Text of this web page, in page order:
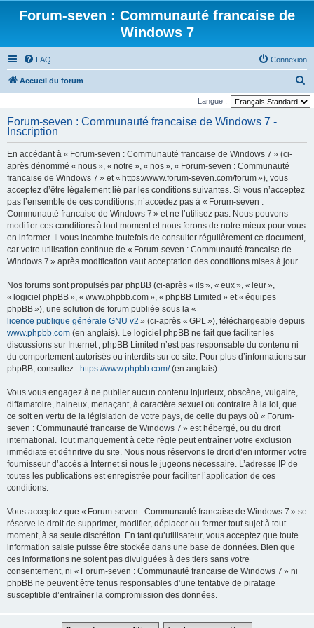
Forum-seven : Communauté francaise de
Windows 7
FAQ Connexion
Accueil du forum
e
Langue :
Forum-seven : Communauté francaise de Windows 7 -
Inscription
En accédant à « Forum-seven : Communauté francaise de Windows 7 » (ci-
après dénommé « nous », « notre », « nos », « Forum-seven : Communauté
francaise de Windows 7 » et « https://www.forum-seven.com/forum »), vous
acceptez d’être légalement lié par les conditions suivantes. Si vous n’acceptez
pas l’ensemble de ces conditions, n’accédez pas à « Forum-seven :
Communauté francaise de Windows 7 » et ne l’utilisez pas. Nous pouvons
modifier ces conditions à tout moment et nous ferons de notre mieux pour vous
en informer. Il vous incombe toutefois de consulter régulièrement ce document,
car votre utilisation continue de « Forum-seven : Communauté francaise de
Windows 7 » après modification vaut acceptation des conditions mises à jour.
Nos forums sont propulsés par phpBB (ci-après « ils », « eux », « leur »,
« logiciel phpBB », « www.phpbb.com », « phpBB Limited » et « équipes
phpBB »), une solution de forum publiée sous la «
licence publique générale GNU v2 » (ci-après « GPL »), téléchargeable depuis
www.phpbb.com (en anglais). Le logiciel phpBB ne fait que faciliter les
discussions sur Internet ; phpBB Limited n’est pas responsable du contenu ni
du comportement autorisés ou interdits sur ce site. Pour plus d’informations sur
phpBB, consultez : https://www.phpbb.com/(en anglais).
Vous vous engagez à ne publier aucun contenu injurieux, obscène, vulgaire,
diffamatoire, haineux, menaçant, à caractère sexuel ou contraire à la loi, que
ce soit en vertu de la législation de votre pays, de celle du pays où « Forum-
seven : Communauté francaise de Windows 7 » est hébergé, ou du droit
international. Tout manquement à cette règle peut entraîner votre exclusion
immédiate et définitive du site. Nous nous réservons le droit d’en informer votre
fournisseur d’accès à Internet si nous le jugeons nécessaire. L’adresse IP de
toutes les publications est enregistrée pour faciliter l’application de ces
conditions.
Vous acceptez que « Forum-seven : Communauté francaise de Windows 7 » se
réserve le droit de supprimer, modifier, déplacer ou fermer tout sujet à tout
moment, à sa seule discrétion. En tant qu’utilisateur, vous acceptez que toute
information saisie puisse être stockée dans une base de données. Bien que
ces informations ne soient pas divulguées à des tiers sans votre
consentement, ni « Forum-seven : Communauté francaise de Windows 7 » ni
phpBB ne peuvent être tenus responsables d’une tentative de piratage
susceptible d’entraîner la compromission des données.